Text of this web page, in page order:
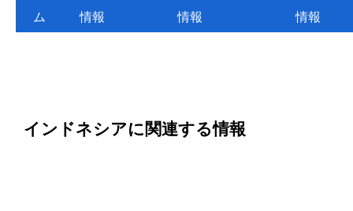
ム 情報 情報 情報
インドネシアに関連する情報